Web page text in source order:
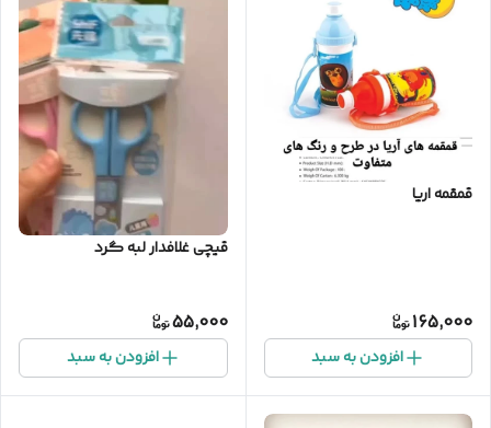
قمقمه اریا
165,000
افزودن به سبد
قیچی غلافدار لبه گرد
55,000
افزودن به سبد